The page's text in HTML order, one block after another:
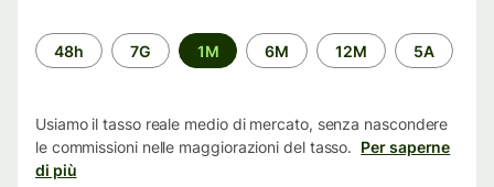
Periodo
di
48h 7G 1M 6M 12M 5A
Usiamo il tasso reale medio di mercato, senza nascondere
le commissioni nelle maggiorazioni del tasso. Per saperne
di più